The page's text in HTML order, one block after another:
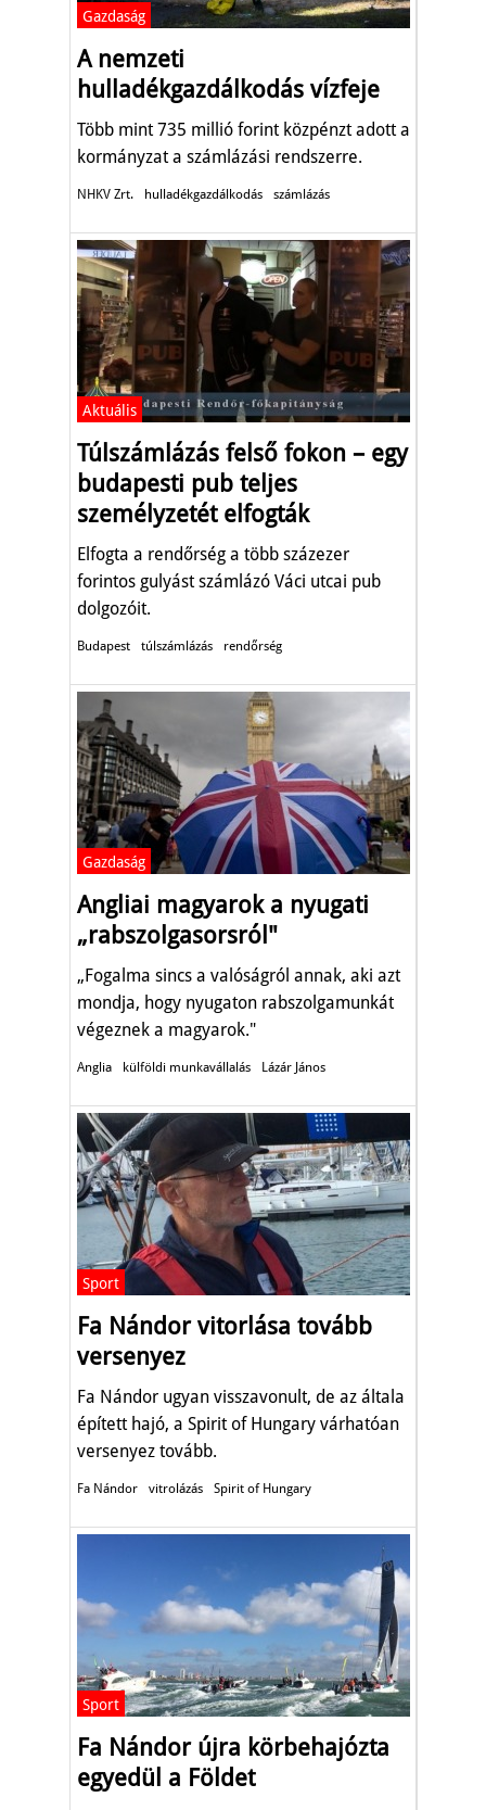
Gazdaság
A nemzeti
hulladékgazdálkodás vízfeje
Több mint 735 millió forint közpénzt adott a
kormányzat a számlázási rendszerre.
NHKV Zrt. hulladékgazdálkodás számlázás
Aktuális
Túlszámlázás felső fokon – egy
budapesti pub teljes
személyzetét elfogták
Elfogta a rendőrség a több százezer
forintos gulyást számlázó Váci utcai pub
dolgozóit.
Budapest túlszámlázás rendőrség
Gazdaság
Angliai magyarok a nyugati
„rabszolgasorsról"
„Fogalma sincs a valóságról annak, aki azt
mondja, hogy nyugaton rabszolgamunkát
végeznek a magyarok."
Anglia külföldi munkavállalás Lázár János
Sport
Fa Nándor vitorlása tovább
versenyez
Fa Nándor ugyan visszavonult, de az általa
épített hajó, a Spirit of Hungary várhatóan
versenyez tovább.
Fa Nándor vitrolázás Spirit of Hungary
Sport
Fa Nándor újra körbehajózta
egyedül a Földet